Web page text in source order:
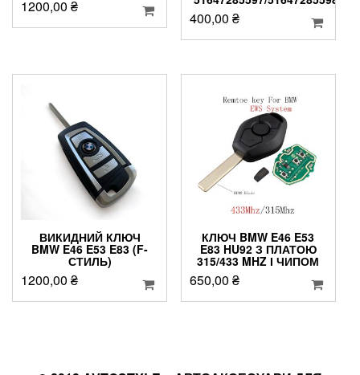
1200,00 ₴
400,00 ₴
ВИКИДНИЙ КЛЮЧ
BMW E46 E53 E83 (F-
СТИЛЬ)
1200,00 ₴
КЛЮЧ BMW E46 E53
E83 HU92 З ПЛАТОЮ
315/433 MHZ І ЧИПОМ
650,00 ₴